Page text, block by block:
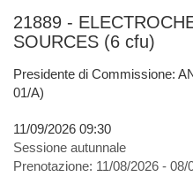
21889 -
SOURCES (6 cfu)
Presidente di Commissione:
01/A)
11/09/2026 09:30
Sessione autunnale
Prenotazione: 11/08/2026 - 08/